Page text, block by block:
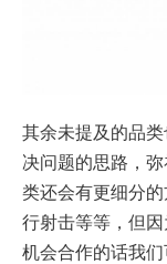
其余未提及的品
决问题的思路，
类还会有更细分
行射击等等，但
机会合作的话我们